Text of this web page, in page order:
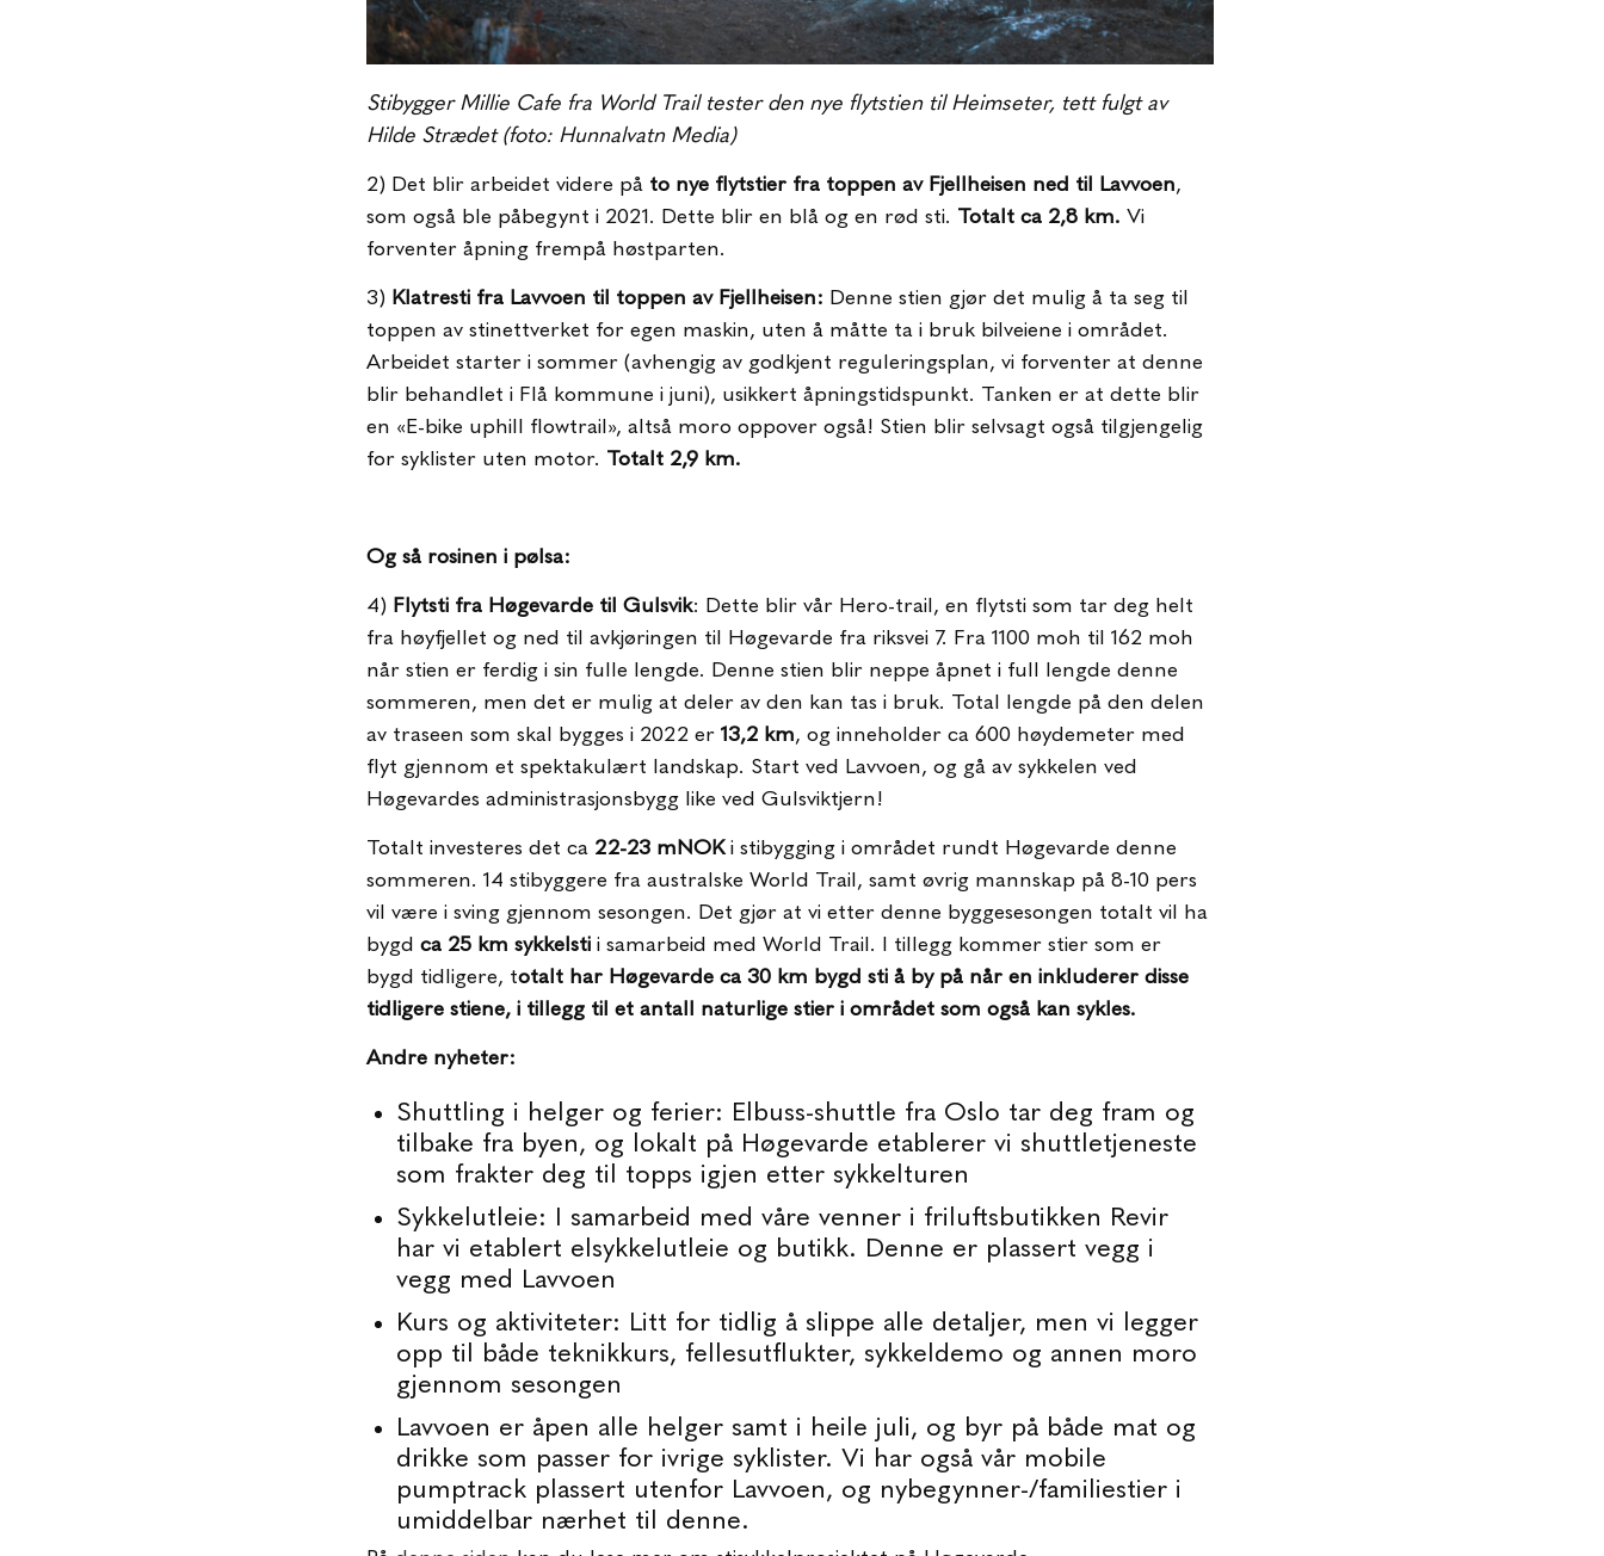
Stibygger Millie Cafe fra World Trail tester den nye flytstien til Heimseter, tett fulgt av
Hilde Strædet (foto: Hunnalvatn Media)
2) Det blir arbeidet videre på to nye flytstier fra toppen av Fjellheisen ned til Lavvoen,
som også ble påbegynt i 2021. Dette blir en blå og en rød sti. Totalt ca 2,8 km. Vi
forventer åpning frempå høstparten.
3) Klatresti fra Lavvoen til toppen av Fjellheisen: Denne stien gjør det mulig å ta seg til
toppen av stinettverket for egen maskin, uten å måtte ta i bruk bilveiene i området.
Arbeidet starter i sommer (avhengig av godkjent reguleringsplan, vi forventer at denne
blir behandlet i Flå kommune i juni), usikkert åpningstidspunkt. Tanken er at dette blir
en «E-bike uphill flowtrail», altså moro oppover også! Stien blir selvsagt også tilgjengelig
for syklister uten motor. Totalt 2,9 km.
Og så rosinen i pølsa:
4) Flytsti fra Høgevarde til Gulsvik: Dette blir vår Hero-trail, en flytsti som tar deg helt
fra høyfjellet og ned til avkjøringen til Høgevarde fra riksvei 7. Fra 1100 moh til 162 moh
når stien er ferdig i sin fulle lengde. Denne stien blir neppe åpnet i full lengde denne
sommeren, men det er mulig at deler av den kan tas i bruk. Total lengde på den delen
av traseen som skal bygges i 2022 er 13,2 km, og inneholder ca 600 høydemeter med
flyt gjennom et spektakulært landskap. Start ved Lavvoen, og gå av sykkelen ved
Høgevardes administrasjonsbygg like ved Gulsviktjern!
Totalt investeres det ca 22-23 mNOKi stibygging i området rundt Høgevarde denne
sommeren. 14 stibyggere fra australske World Trail, samt øvrig mannskap på 8-10 pers
vil være i sving gjennom sesongen. Det gjør at vi etter denne byggesesongen totalt vil ha
bygd ca 25 km sykkelsti i samarbeid med World Trail. I tillegg kommer stier som er
bygd tidligere, totalt har Høgevarde ca 30 km bygd sti å by på når en inkluderer disse
tidligere stiene, i tillegg til et antall naturlige stier i området som også kan sykles.
Andre nyheter:
Shuttling i helger og ferier: Elbuss-shuttle fra Oslo tar deg fram og
tilbake fra byen, og lokalt på Høgevarde etablerer vi shuttletjeneste
som frakter deg til topps igjen etter sykkelturen
Sykkelutleie: I samarbeid med våre venner i friluftsbutikken Revir
har vi etablert elsykkelutleie og butikk. Denne er plassert vegg i
vegg med Lavvoen
Kurs og aktiviteter: Litt for tidlig å slippe alle detaljer, men vi legger
opp til både teknikkurs, fellesutflukter, sykkeldemo og annen moro
gjennom sesongen
Lavvoen er åpen alle helger samt i heile juli, og byr på både mat og
drikke som passer for ivrige syklister. Vi har også vår mobile
pumptrack plassert utenfor Lavvoen, og nybegynner-/familiestier i
umiddelbar nærhet til denne.